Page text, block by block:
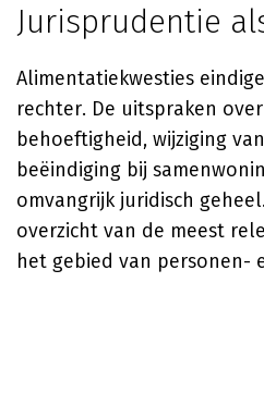
Jurisprudentie
Alimentatiekwesties
rechter. De uitspraken
behoeftigheid, wijziging
beëindiging bij
omvangrijk juridisch
overzicht van de meest
het gebied van personen-